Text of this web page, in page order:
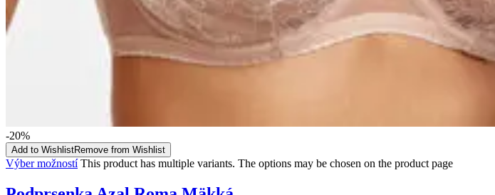
-20%
Add to WishlistRemove from Wishlist
Výber možností This product has multiple variants. The options may be chosen on the product page